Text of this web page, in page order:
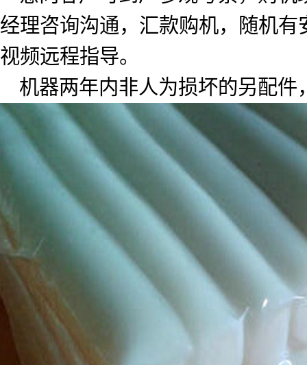
经理咨询沟通，汇款购机，随机
视频远程指导。
机器两年内非人为损坏的另配件